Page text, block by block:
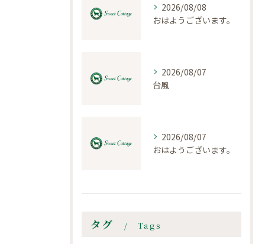
2026/08/08
おはようございます。
2026/08/07
台風
2026/08/07
おはようございます。
タグ Tags